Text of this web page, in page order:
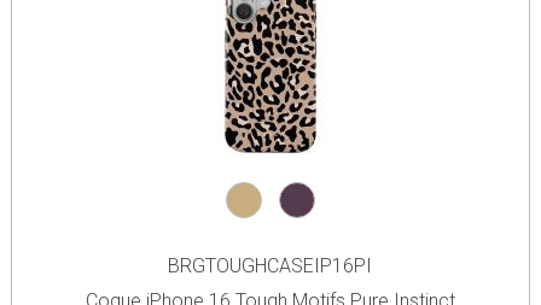
BRGTOUGHCASEIP16PI